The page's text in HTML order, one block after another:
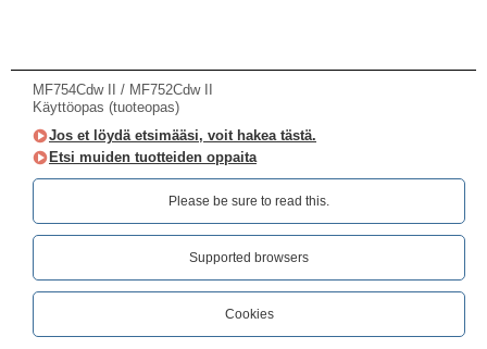
MF754Cdw II / MF752Cdw II
Käyttöopas (tuoteopas)
Jos et löydä etsimääsi, voit hakea tästä.
Etsi muiden tuotteiden oppaita
Please be sure to read this.‎
Supported browsers
Cookies